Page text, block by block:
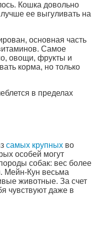
Кошка довольно
ее выгуливать на
основная часть
Самое
овощи, фрукты и
корма, но только
в пределах
самых крупных во
особей могут
собак: вес более
Мейн-Кун весьма
животные. За счет
чувствуют даже в